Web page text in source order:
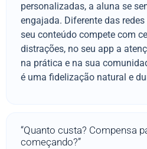
personalizadas, a aluna se
engajada. Diferente das
seu conteúdo compete com
distrações, no seu app a
na prática e na sua
é uma fidelização natural e
“Quanto custa? Compensa
começando?”